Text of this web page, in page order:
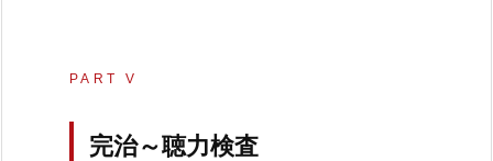
PART V
完治～聴力検査